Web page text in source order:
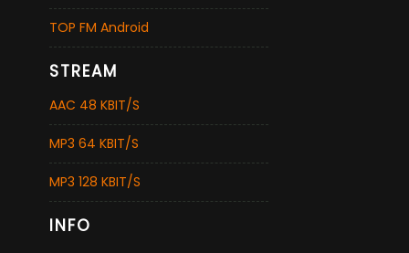
TOP FM Android
STREAM
AAC 48 KBIT/S
MP3 64 KBIT/S
MP3 128 KBIT/S
INFO